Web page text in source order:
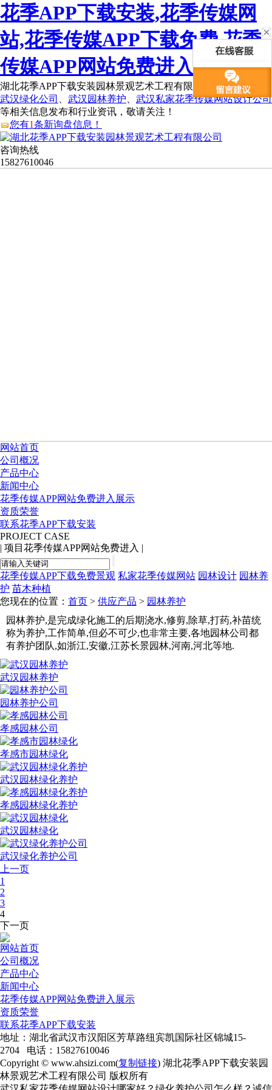
花季APP下载安装,花季传媒网
站,花季传媒APP下载免费,花季
传媒APP网站免费进入
湖北花季APP下载安装园林景观艺术工程有限公司为您免费提供
武汉绿化公司
武汉园林养护
武汉私家花季传媒网站设计公司
等相关信息发布和行业资讯，敬请关注！
您有1条新询盘信息！
咨询热线
15827610046
网站首页
公司概况
产品中心
新闻中心
花季传媒APP网站免费进入展示
资质荣誉
联系花季APP下载安装
PROJECT CASE
| 项目花季传媒APP网站免费进入 |
花季传媒APP下载免费景观 私家花季传媒网站 园林设计 园林养
护 苗木种植
您现在的位置： 首页 > 供应产品 > 园林养护
园林养护,是完成绿化施工的后期浇水,修剪,除草,打药,补苗统
称为养护,工作简单,但必不可少,也非常主要,各地园林公司都
有养护团队,如浙江,安徽,江苏长景园林,河南,河北等地.
武汉园林养护
园林养护公司
孝感园林公司
孝感市园林绿化
武汉园林绿化养护
孝感园林绿化养护
武汉园林绿化
武汉绿化养护公司
上一页
1
2
3
4
下一页
网站首页
公司概况
产品中心
新闻中心
花季传媒APP网站免费进入展示
资质荣誉
联系花季APP下载安装
地址：湖北省武汉市汉阳区芳草路纽宾凯国际社区锦城15-
2704 电话：15827610046
Copyright © www.ahsizi.com(复制链接) 湖北花季APP下载安装园
林景观艺术工程有限公司 版权所有